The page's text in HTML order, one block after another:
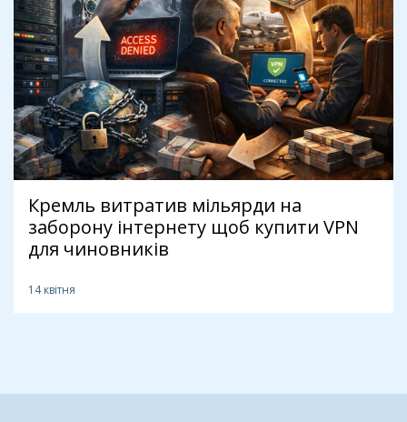
Кремль витратив мільярди на
заборону інтернету щоб купити VPN
для чиновників
14 квітня